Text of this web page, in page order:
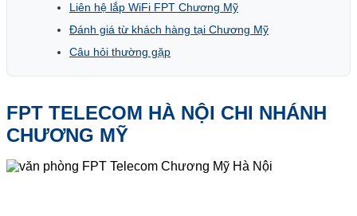
Liên hệ lắp WiFi FPT Chương Mỹ
Đánh giá từ khách hàng tại Chương Mỹ
Câu hỏi thường gặp
FPT TELECOM HÀ NỘI CHI NHÁNH
CHƯƠNG MỸ